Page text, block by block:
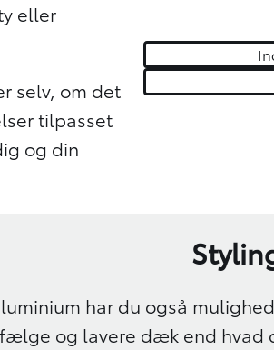
eller
selv, om det
tilpasset
og din
har du også
og lavere dæk end hvad